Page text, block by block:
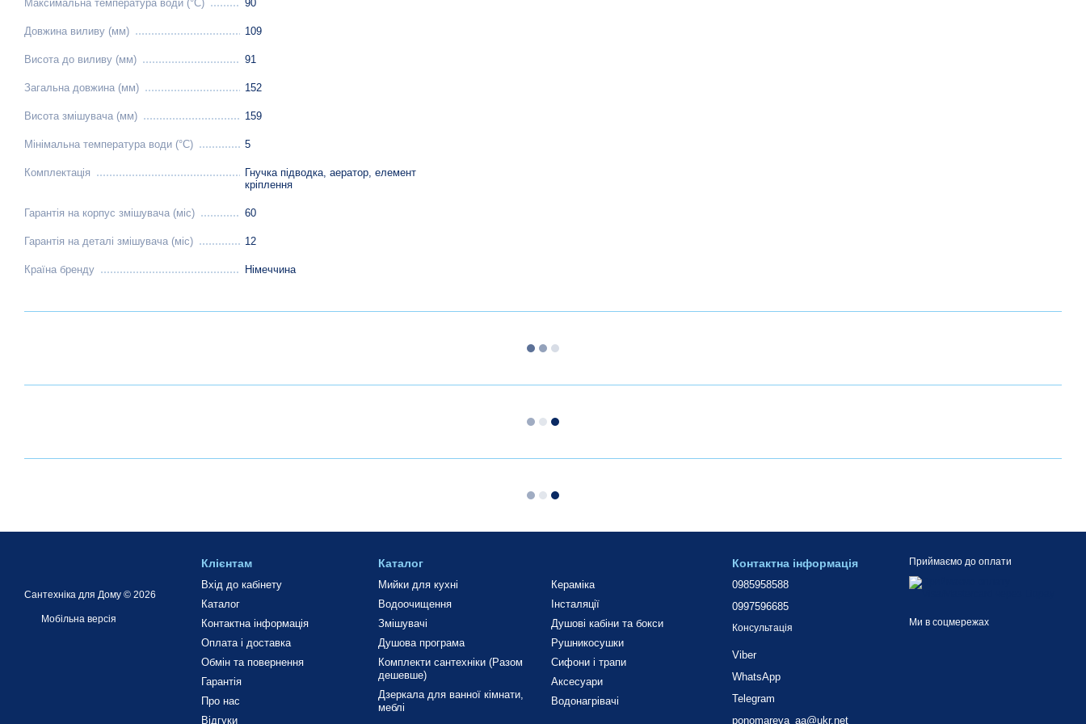
Максимальна температура води (°C) 90
Довжина виливу (мм) 109
Висота до виливу (мм) 91
Загальна довжина (мм) 152
Висота змішувача (мм) 159
Мінімальна температура води (°C) 5
Комплектація
Гнучка підводка, аератор, елемент
кріплення
Гарантія на корпус змішувача (міс) 60
Гарантія на деталі змішувача (міс) 12
Країна бренду Німеччина
Сантехніка для Дому © 2026
Мобільна версія
Клієнтам
Вхід до кабінету
Каталог
Контактна інформація
Оплата і доставка
Обмін та повернення
Гарантія
Про нас
Відгуки
Каталог
Мийки для кухні
Водоочищення
Змішувачі
Душова програма
Комплекти сантехніки (Разом
дешевше)
Дзеркала для ванної кімнати,
меблі
Кераміка
Інсталяції
Душові кабіни та бокси
Рушникосушки
Сифони і трапи
Аксесуари
Водонагрівачі
Контактна інформація
0985958588
0997596685
Консультація
Viber
WhatsApp
Telegram
ponomareva_aa@ukr.net
Приймаємо до оплати
Ми в соцмережах